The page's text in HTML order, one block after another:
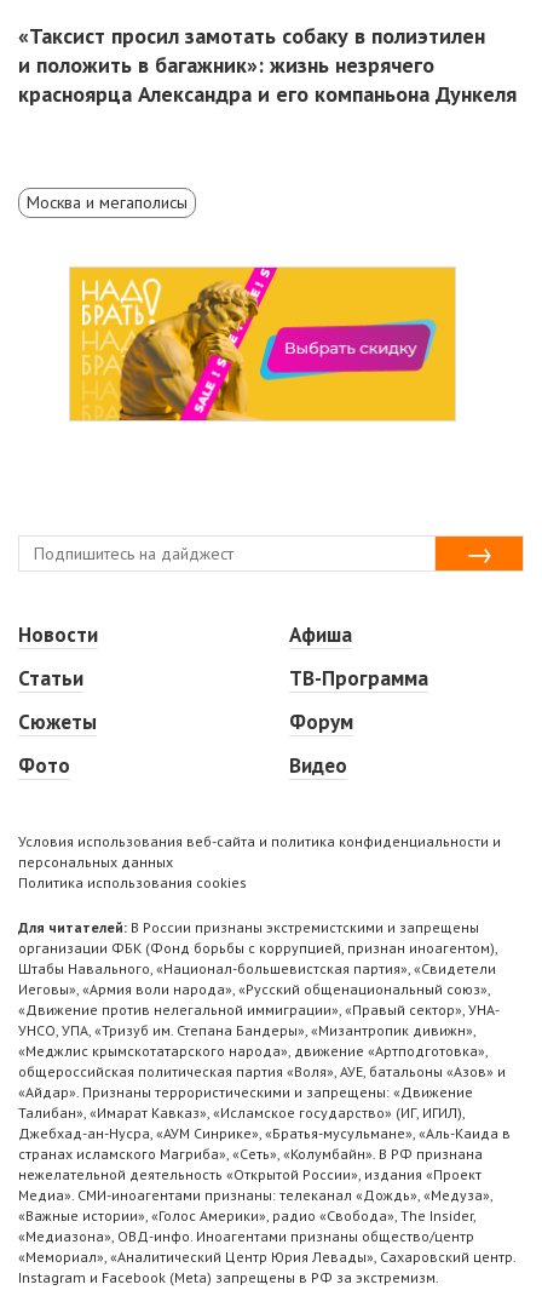
«Таксист просил замотать собаку в полиэтилен
и положить в багажник»: жизнь незрячего
красноярца Александра и его компаньона Дункеля
Москва и мегаполисы
Новости
Статьи
Сюжеты
Фото
Афиша
ТВ-Программа
Форум
Видео
Условия использования веб-сайта и политика конфиденциальности и
персональных данных
Политика использования cookies
Для читателей: В России признаны экстремистскими и запрещены
организации ФБК (Фонд борьбы с коррупцией, признан иноагентом),
Штабы Навального, «Национал-большевистская партия», «Свидетели
Иеговы», «Армия воли народа», «Русский общенациональный союз»,
«Движение против нелегальной иммиграции», «Правый сектор», УНА-
УНСО, УПА, «Тризуб им. Степана Бандеры», «Мизантропик дивижн»,
«Меджлис крымскотатарского народа», движение «Артподготовка»,
общероссийская политическая партия «Воля», АУЕ, батальоны «Азов» и
«Айдар». Признаны террористическими и запрещены: «Движение
Талибан», «Имарат Кавказ», «Исламское государство» (ИГ, ИГИЛ),
Джебхад-ан-Нусра, «АУМ Синрике», «Братья-мусульмане», «Аль-Каида в
странах исламского Магриба», «Сеть», «Колумбайн». В РФ признана
нежелательной деятельность «Открытой России», издания «Проект
Медиа». СМИ-иноагентами признаны: телеканал «Дождь», «Медуза»,
«Важные истории», «Голос Америки», радио «Свобода», The Insider,
«Медиазона», ОВД-инфо. Иноагентами признаны общество/центр
«Мемориал», «Аналитический Центр Юрия Левады», Сахаровский центр.
Instagram и Facebook (Metа) запрещены в РФ за экстремизм.